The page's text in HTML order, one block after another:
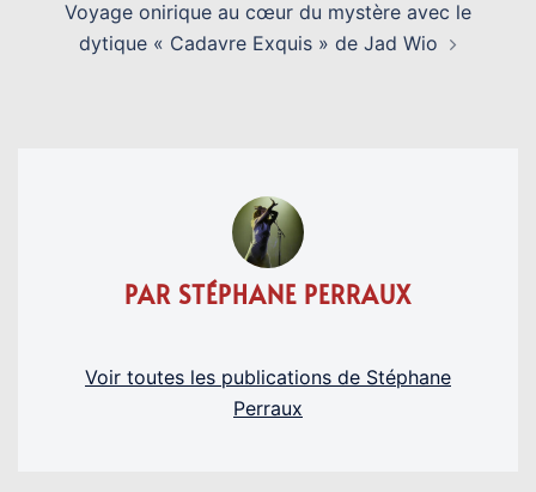
Voyage onirique au cœur du mystère avec le
dytique « Cadavre Exquis » de Jad Wio
PAR STÉPHANE PERRAUX
Voir toutes les publications de Stéphane
Perraux